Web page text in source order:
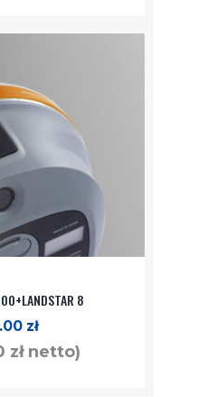
8
zł
złnetto)